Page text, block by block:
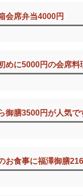
会席弁当4000円
めに5000円の会席料
御膳3500円が人気で
お食事に福澤御膳